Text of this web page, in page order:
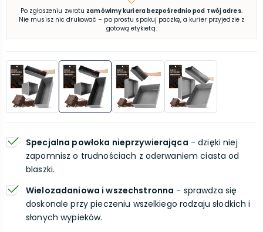
Po zgłoszeniu zwrotu zamówimy kuriera bezpośrednio pod Twój adres.
Nie musisz nic drukować – po prostu spakuj paczkę, a kurier przyjedzie z
gotową etykietą.
Specjalna powłoka nieprzywierająca - dzięki niej
zapomnisz o trudnościach z oderwaniem ciasta od
blaszki.
Wielozadaniowa i wszechstronna - sprawdza się
doskonale przy pieczeniu wszelkiego rodzaju słodkich i
słonych wypieków.